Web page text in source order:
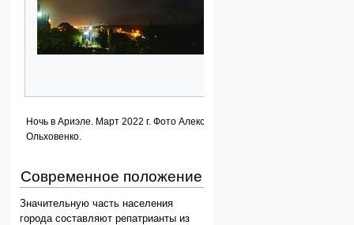
Ночь в Ариэле. Март 2022 г. Фото Алексея
Ольховенко.
Современное положение
Значительную часть населения
города составляют репатрианты из